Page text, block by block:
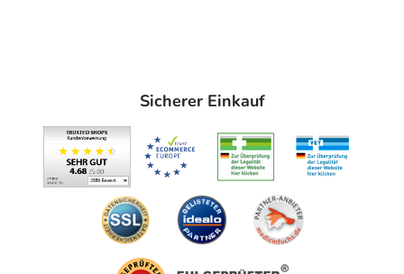
Sicherer Einkauf